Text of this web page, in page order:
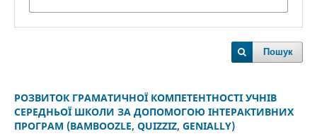
Пошук
РОЗВИТОК ГРАМАТИЧНОЇ КОМПЕТЕНТНОСТІ УЧНІВ
СЕРЕДНЬОЇ ШКОЛИ ЗА ДОПОМОГОЮ ІНТЕРАКТИВНИХ
ПРОГРАМ (BAMBOOZLE, QUIZZIZ, GENIALLY)